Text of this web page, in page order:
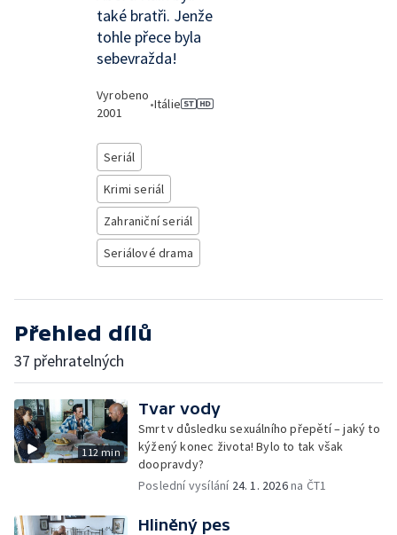
také bratři. Jenže
tohle přece byla
sebevražda!
Vyrobeno
2001
•Itálie
Seriál
Krimi seriál
Zahraniční seriál
Seriálové drama
Přehled dílů
37 přehratelných
112 min
Tvar vody
Smrt v důsledku sexuálního přepětí – jaký to
kýžený konec života! Bylo to tak však
doopravdy?
Poslední vysílání 24. 1. 2026na ČT1
Hliněný pes